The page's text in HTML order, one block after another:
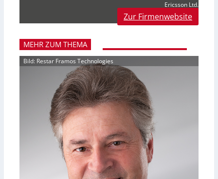
Ericsson Ltd.
Zur Firmenwebsite
MEHR ZUM THEMA
Bild: Restar Framos Technologies